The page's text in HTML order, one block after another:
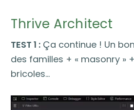
Thrive Architect
TEST 1 : Ça continue ! Un
des familles + « masonry »
bricoles…